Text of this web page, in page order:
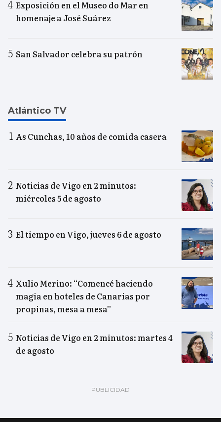
Exposición en el Museo do Mar en
homenaje a José Suárez
San Salvador celebra su patrón
Atlántico TV
As Cunchas, 10 años de comida casera
Noticias de Vigo en 2 minutos:
miércoles 5 de agosto
El tiempo en Vigo, jueves 6 de agosto
Xulio Merino: “Comencé haciendo
magia en hoteles de Canarias por
propinas, mesa a mesa”
Noticias de Vigo en 2 minutos: martes 4
de agosto